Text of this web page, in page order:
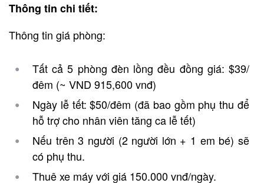
Thông tin chi tiết:
Thông tin giá phòng:
Tất cả 5 phòng đèn lồng đều đồng giá: $39/
đêm (~ VND 915,600 vnđ)
Ngày lễ tết: $50/đêm (đã bao gồm phụ thu để
hỗ trợ cho nhân viên tăng ca lễ tết)
Nếu trên 3 người (2 người lớn + 1 em bé) sẽ
có phụ thu.
Thuê xe máy với giá 150.000 vnđ/ngày.